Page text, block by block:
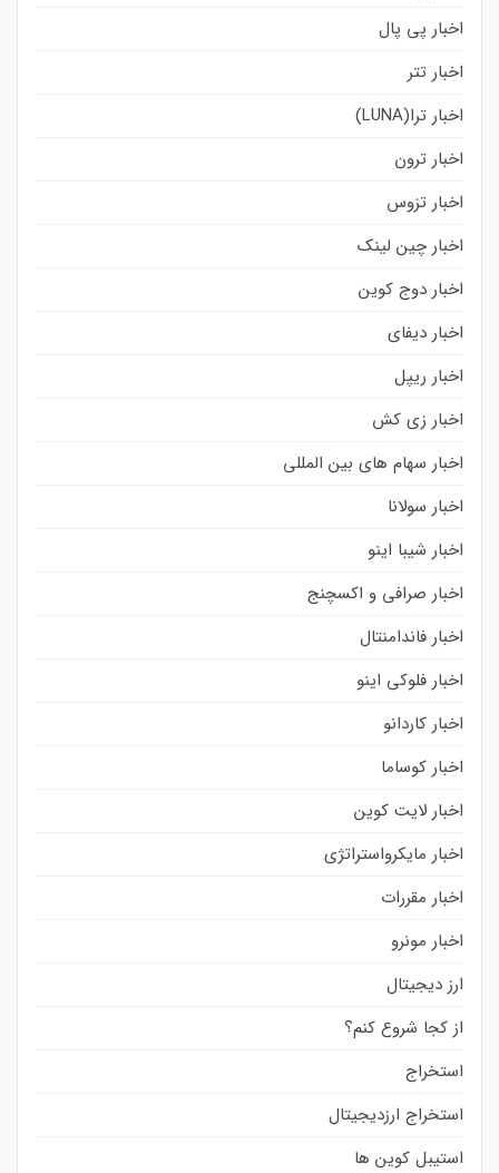
اخبار پی پال
اخبار تتر
اخبار ترا(LUNA)
اخبار ترون
اخبار تزوس
اخبار چین لینک
اخبار دوج کوین
اخبار دیفای
اخبار ریپل
اخبار زی کش
اخبار سهام های بین المللی
اخبار سولانا
اخبار شیبا اینو
اخبار صرافی و اکسچنج
اخبار فاندامنتال
اخبار فلوکی اینو
اخبار کاردانو
اخبار کوساما
اخبار لایت کوین
اخبار مایکرواستراتژی
اخبار مقررات
اخبار مونرو
ارز دیجیتال
از کجا شروع کنم؟
استخراج
استخراج ارزدیجیتال
استیبل کوین ها